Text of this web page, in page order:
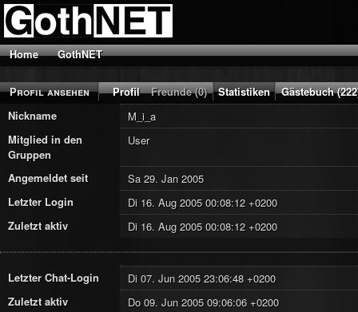
Home GothNET
Profil ansehen Profil Freunde (0) Statistiken
Gästebuch
Nickname
M_i_a
Mitglied in den
Gruppen
User
Angemeldet seit
Sa 29. Jan 2005
Letzter Login
Di 16. Aug 2005 00:08:12 +0200
Zuletzt aktiv
Di 16. Aug 2005 00:08:12 +0200
Letzter Chat-Login
Di 07. Jun 2005 23:06:48 +0200
Zuletzt aktiv
Do 09. Jun 2005 09:06:06 +0200